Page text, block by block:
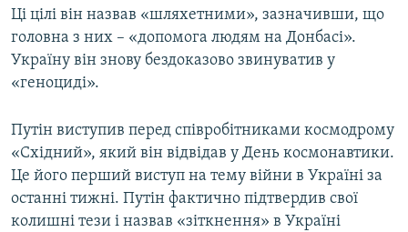
Ці цілі він назвав «шляхетними», зазначивши, що
головна з них – «допомога людям на Донбасі».
Україну він знову бездоказово звинуватив у
«геноциді».
Путін виступив перед співробітниками космодрому
«Східний», який він відвідав у День космонавтики.
Це його перший виступ на тему війни в Україні за
останні тижні. Путін фактично підтвердив свої
колишні тези і назвав «зіткнення» в Україні